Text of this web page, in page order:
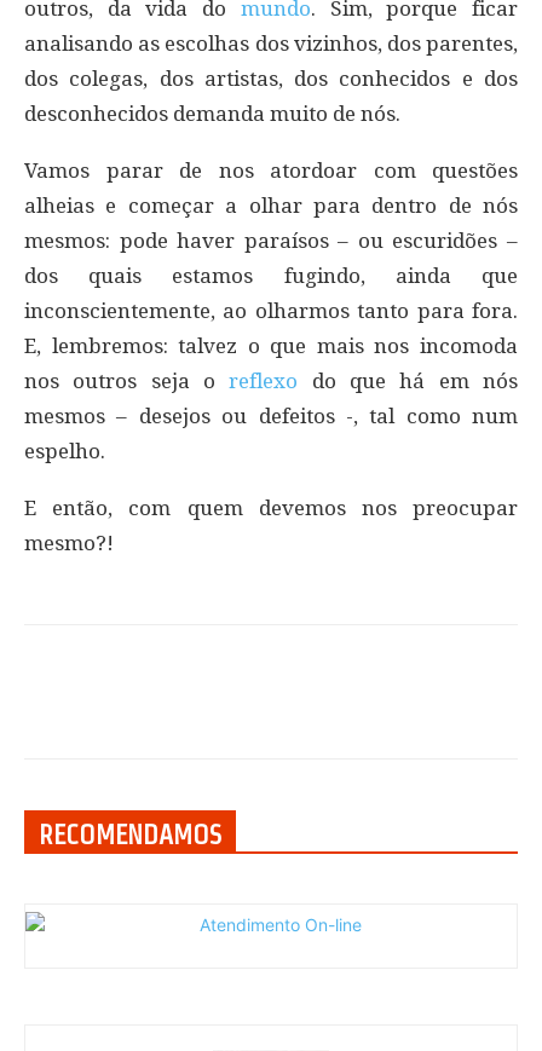
outros, da vida do mundo. Sim, porque ficar
analisando as escolhas dos vizinhos, dos parentes,
dos colegas, dos artistas, dos conhecidos e dos
desconhecidos demanda muito de nós.
Vamos parar de nos atordoar com questões
alheias e começar a olhar para dentro de nós
mesmos: pode haver paraísos – ou escuridões –
dos quais estamos fugindo, ainda que
inconscientemente, ao olharmos tanto para fora.
E, lembremos: talvez o que mais nos incomoda
nos outros seja oreflexo do que há em nós
mesmos – desejos ou defeitos -, tal como num
espelho.
E então, com quem devemos nos preocupar
mesmo?!
RECOMENDAMOS